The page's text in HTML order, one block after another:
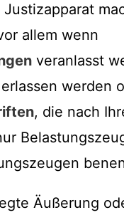
Justizapparat
allem wenn
veranlasst
erlassen werden
, die nach
Äußerung